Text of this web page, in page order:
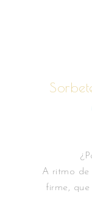
A ritmo de
firme,